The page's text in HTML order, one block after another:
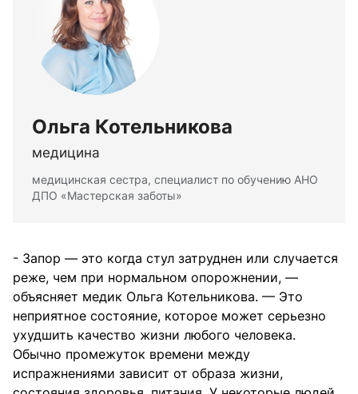
Ольга Котельникова
медицина
медицинская сестра, специалист по обучению АНО
ДПО «Мастерская заботы»
- Запор — это когда стул затруднен или случается
реже, чем при нормальном опорожнении, —
объясняет медик Ольга Котельникова. — Это
неприятное состояние, которое может серьезно
ухудшить качество жизни любого человека.
Обычно промежуток времени между
испражнениями зависит от образа жизни,